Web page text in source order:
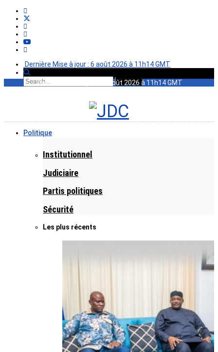
Dernière Mise à jour : 6 août 2026 à 11h14 GMT
Dernière Mise à jour : 6 août 2026 à 11h14 GMT
Politique
Institutionnel
Judiciaire
Partis politiques
Sécurité
Les plus récents